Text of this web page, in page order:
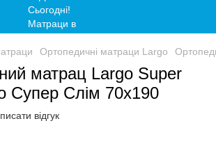
Ортопедичні матраци Largo
матрац Largo Super
Супер Слім 70x190
відгук